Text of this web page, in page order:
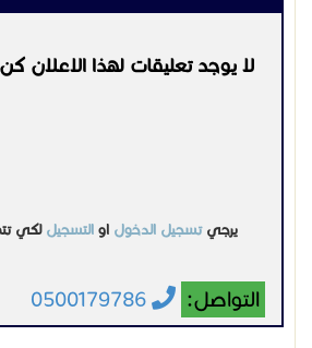
لا يوجد تعليقات لهذا الاعلان
يرجيتسجيل الدخول او التسجيل لكي
التواصل: 0500179786